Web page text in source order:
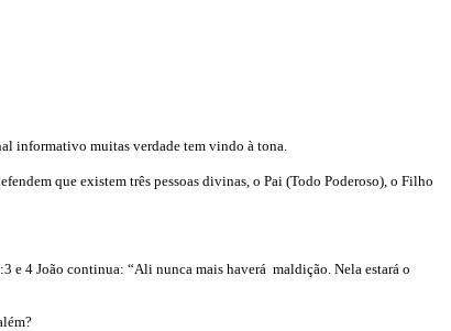
informativo muitas verdade tem vindo à tona.
que existem três pessoas divinas, o Pai (Todo Poderoso), o Filho
e 4 João continua: “Ali nunca mais haverá maldição. Nela estará o